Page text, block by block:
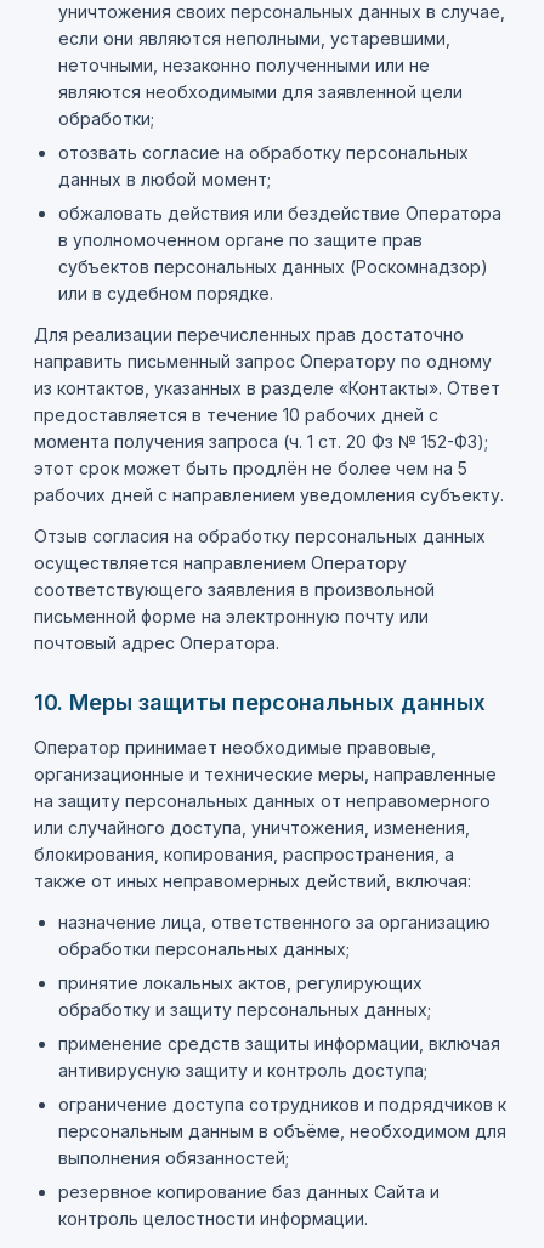
уничтожения своих персональных данных в случае,
если они являются неполными, устаревшими,
неточными, незаконно полученными или не
являются необходимыми для заявленной цели
обработки;
отозвать согласие на обработку персональных
данных в любой момент;
обжаловать действия или бездействие Оператора
в уполномоченном органе по защите прав
субъектов персональных данных (Роскомнадзор)
или в судебном порядке.
Для реализации перечисленных прав достаточно
направить письменный запрос Оператору по одному
из контактов, указанных в разделе «Контакты». Ответ
предоставляется в течение 10 рабочих дней с
момента получения запроса (ч. 1 ст. 20 Фз № 152-ФЗ);
этот срок может быть продлён не более чем на 5
рабочих дней с направлением уведомления субъекту.
Отзыв согласия на обработку персональных данных
осуществляется направлением Оператору
соответствующего заявления в произвольной
письменной форме на электронную почту или
почтовый адрес Оператора.
10. Меры защиты персональных данных
Оператор принимает необходимые правовые,
организационные и технические меры, направленные
на защиту персональных данных от неправомерного
или случайного доступа, уничтожения, изменения,
блокирования, копирования, распространения, а
также от иных неправомерных действий, включая:
назначение лица, ответственного за организацию
обработки персональных данных;
принятие локальных актов, регулирующих
обработку и защиту персональных данных;
применение средств защиты информации, включая
антивирусную защиту и контроль доступа;
ограничение доступа сотрудников и подрядчиков к
персональным данным в объёме, необходимом для
выполнения обязанностей;
резервное копирование баз данных Сайта и
контроль целостности информации.